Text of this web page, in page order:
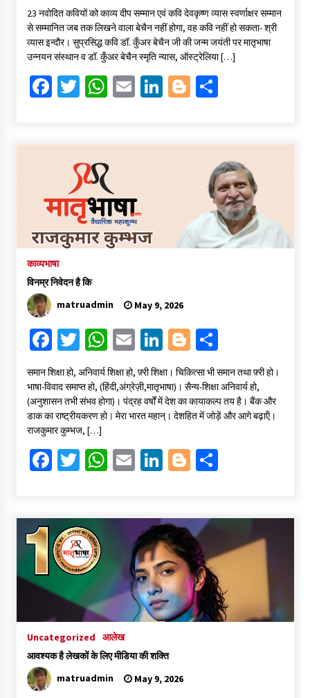
b
o
o
k
tt
er
at
sA
p
p
ai
l
ke
dI
n
gg
er
ar
e
23 नवोदित कवियों को काव्य दीप सम्मान एवं कवि देवकृष्ण व्यास स्वर्णाक्षर सम्मान
से सम्मानित जब तक लिखने वाला बेचैन नहीं होगा, वह कवि नहीं हो सकता- श्री
व्यास इन्दौर। सुप्रसिद्ध कवि डॉ. कुँअर बेचैन जी की जन्म जयंती पर मातृभाषा
उन्नयन संस्थान व डॉ. कुँअर बेचैन स्मृति न्यास, ऑस्ट्रेलिया […]
Fa
o
k
T
er
W
sA
p
p
E
l
Li
dI
Bl
er
S
e
काव्यभाषा
विनम्र निवेदन है कि
matruadmin
May 9, 2026
Fa
ce
b
o
o
k
T
wi
tt
er
W
h
at
sA
p
p
E
m
ai
l
Li
ke
dI
n
Bl
o
gg
er
S
ar
e
समान शिक्षा हो, अनिवार्य शिक्षा हो, फ़्री शिक्षा। चिकित्सा भी समान तथा फ़्री हो।
भाषा-विवाद समाप्त हो, (हिंदी,अंग्रेज़ी,मातृभाषा)। सैन्य-शिक्षा अनिवार्य हो,
(अनुशासन तभी संभव होगा)। पंद्रह वर्षों में देश का कायाकल्प तय है। बैंक और
डाक का राष्ट्रीयकरण हो। मेरा भारत महान्। देशहित में जोड़ें और आगे बढ़ाऍं।
राजकुमार कुम्भज, […]
Fa
o
o
k
T
er
W
sA
p
E
l
Li
dI
n
Bl
er
S
e
Uncategorized
आलेख
आवश्यक है लेखकों के लिए मीडिया की शक्ति
matruadmin
May 9, 2026